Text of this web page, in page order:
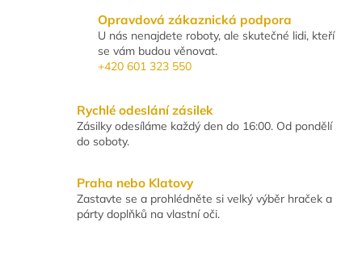
Opravdová zákaznická podpora
U nás nenajdete roboty, ale skutečné lidi, kteří
se vám budou věnovat.
+420 601 323 550
Rychlé odeslání zásilek
Zásilky odesíláme každý den do 16:00. Od pondělí
do soboty.
Praha nebo Klatovy
Zastavte se a prohlédněte si velký výběr hraček a
párty doplňků na vlastní oči.